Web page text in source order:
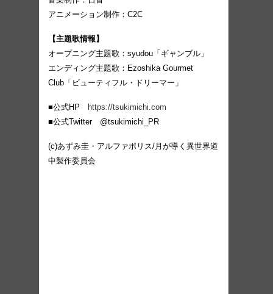
アニメーション制作：C2C
【主題歌情報】
オープニング主題歌：syudou「ギャンブル」
エンディング主題歌：Ezoshika Gourmet
Club「ビューティフル・ドリーマー」
■公式HP
https://tsukimichi.com
■公式Twitter @tsukimichi_PR
(c)あずみ圭・アルファポリス/月が導く異世界道
中製作委員会